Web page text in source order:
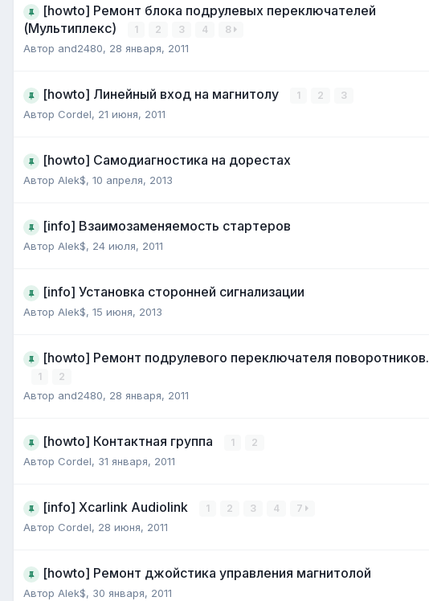
[howto] Ремонт блока подрулевых переключателей
(Мультиплекс)
1 2 3 4 8
Автор and2480, 28 января, 2011
[howto] Линейный вход на магнитолу 1 2 3
Автор Cordel, 21 июня, 2011
[howto] Самодиагностика на дорестах
Автор Alek$, 10 апреля, 2013
[info] Взаимозаменяемость стартеров
Автор Alek$, 24 июля, 2011
[info] Установка сторонней сигнализации
Автор Alek$, 15 июня, 2013
[howto] Ремонт подрулевого переключателя поворотников.
1 2
Автор and2480, 28 января, 2011
[howto] Контактная группа 1 2
Автор Cordel, 31 января, 2011
[info] Xcarlink Audiolink 1 2 3 4 7
Автор Cordel, 28 июня, 2011
[howto] Ремонт джойстика управления магнитолой
Автор Alek$, 30 января, 2011